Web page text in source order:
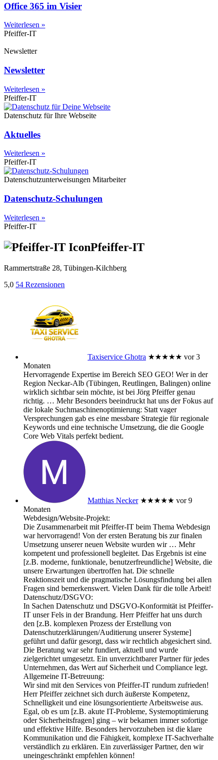
Office 365 im Visier
Weiterlesen »
Pfeiffer-IT
Newsletter
Newsletter
Weiterlesen »
Pfeiffer-IT
Datenschutz für Ihre Webseite
Aktuelles
Weiterlesen »
Pfeiffer-IT
Datenschutzunterweisungen Mitarbeiter
Datenschutz-Schulungen
Weiterlesen »
Pfeiffer-IT
Pfeiffer-IT
Rammertstraße 28, Tübingen-Kilchberg
5,0 54 Rezensionen
Taxiservice Ghotra ★★★★★ vor 3
Monaten
Hervorragende Expertise im Bereich SEO GEO! Wer in der
Region Neckar-Alb (Tübingen, Reutlingen, Balingen) online
wirklich sichtbar sein möchte, ist bei Jörg Pfeiffer genau
richtig. … MehrBesonders beeindruckt hat uns der Fokus auf
die lokale Suchmaschinenoptimierung: Statt vager
Versprechungen gab es eine messbare Strategie für regionale
Keywords und eine technische Umsetzung, die die Google
Core Web Vitals perfekt bedient.
Matthias Necker ★★★★★ vor 9
Monaten
Webdesign/Website-Projekt:
Die Zusammenarbeit mit Pfeiffer-IT beim Thema Webdesign
war hervorragend! Von der ersten Beratung bis zur finalen
Umsetzung unserer neuen Website wurden wir … Mehr
kompetent und professionell begleitet. Das Ergebnis ist eine
[z.B. moderne, funktionale, benutzerfreundliche] Website, die
unsere Erwartungen übertroffen hat. Die schnelle
Reaktionszeit und die pragmatische Lösungsfindung bei allen
Fragen sind bemerkenswert. Vielen Dank für die tolle Arbeit!
Datenschutz/DSGVO:
In Sachen Datenschutz und DSGVO-Konformität ist Pfeiffer-
IT unser Fels in der Brandung. Herr Pfeiffer hat uns durch
den [z.B. komplexen Prozess der Erstellung von
Datenschutzerklärungen/Auditierung unserer Systeme]
geführt und dafür gesorgt, dass wir rechtlich abgesichert sind.
Die Beratung war sehr fundiert, aktuell und wurde
zielgerichtet umgesetzt. Ein unverzichtbarer Partner für jedes
Unternehmen, das Wert auf Sicherheit und Compliance legt.
Allgemeine IT-Betreuung:
Wir sind mit den Services von Pfeiffer-IT rundum zufrieden!
Herr Pfeiffer zeichnet sich durch äußerste Kompetenz,
Schnelligkeit und eine lösungsorientierte Arbeitsweise aus.
Egal, ob es um [z.B. akute IT-Probleme, Systemoptimierung
oder Sicherheitsfragen] ging – wir bekamen immer sofortige
und effektive Hilfe. Besonders hervorzuheben ist die klare
Kommunikation und die Fähigkeit, komplexe IT-Sachverhalte
verständlich zu erklären. Ein zuverlässiger Partner, den wir
uneingeschränkt empfehlen können!